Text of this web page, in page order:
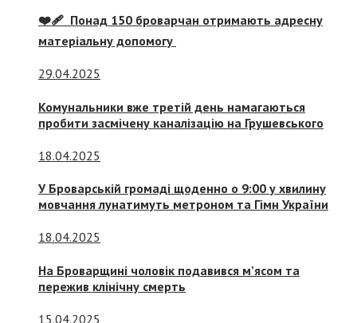
❤️‍🩹 Понад 150 броварчан отримають адресну
матеріальну допомогу
29.04.2025
Комунальники вже третій день намагаються
пробити засмічену каналізацію на Грушевського
18.04.2025
У Броварській громаді щоденно о 9:00 у хвилину
мовчання лунатимуть метроном та Гімн України
18.04.2025
На Броварщині чоловік подавився м’ясом та
пережив клінічну смерть
15.04.2025